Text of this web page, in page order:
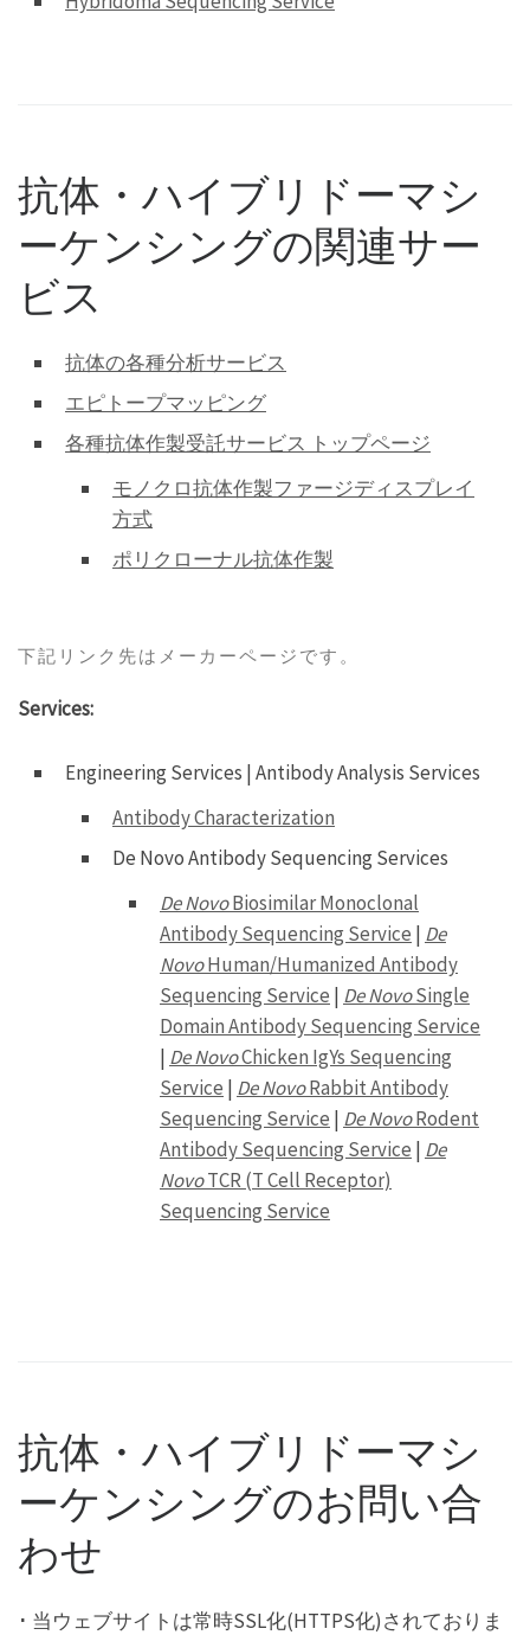
抗体・ハイブリドーマシ
ーケンシングの関連サー
ビス
抗体の各種分析サービス
エピトープマッピング
各種抗体作製受託サービス トップページ
モノクロ抗体作製ファージディスプレイ
方式
ポリクローナル抗体作製
下記リンク先はメーカーページです。
Services:
Engineering Services | Antibody Analysis Services
Antibody Characterization
De Novo Antibody Sequencing Services
De NovoBiosimilar Monoclonal
Antibody Sequencing Service | De
NovoHuman/Humanized Antibody
Sequencing Service | De NovoSingle
Domain Antibody Sequencing Service
| De NovoChicken IgYs Sequencing
Service | De NovoRabbit Antibody
Sequencing Service | De NovoRodent
Antibody Sequencing Service | De
NovoTCR (T Cell Receptor)
Sequencing Service
抗体・ハイブリドーマシ
ーケンシングのお問い合
わせ
･ 当ウェブサイトは常時SSL化(HTTPS化)されておりま